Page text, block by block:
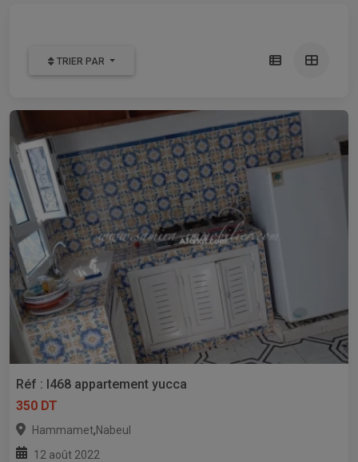
TRIER PAR
Réf : l468 appartement yucca
350 DT
Hammamet,Nabeul
12 août 2022